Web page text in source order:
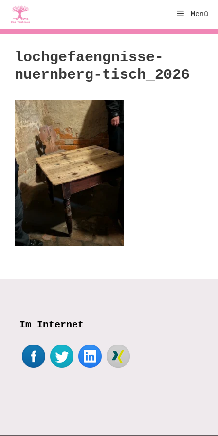
Zum
Inhalt
springen
Menü
lochgefaengnisse-
nuernberg-tisch_2026
Im Internet